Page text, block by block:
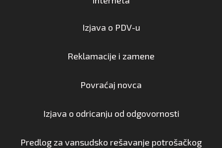
Izjava o PDV-u
Reklamacije i zamene
Povraćaj novca
Izjava o odricanju od odgovornosti
Predlog za vansudsko rešavanje potrošačkog